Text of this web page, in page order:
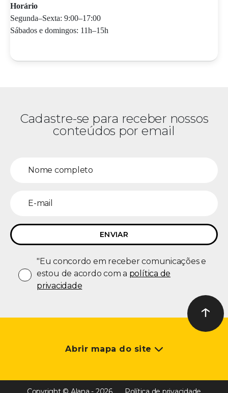
Horário
Segunda–Sexta: 9:00–17:00
Sábados e domingos: 11h–15h
Cadastre-se para receber nossos
conteúdos por email
"Eu concordo em receber comunicações e
estou de acordo com a política de
privacidade
Ir ao
↑
Abrir mapa do site